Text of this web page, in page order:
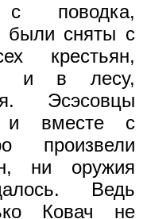
с поводка,
были сняты с
крестьян,
и в лесу,
Эсэсовцы
и вместе с
произвели
ни оружия
Ведь
Ковач не